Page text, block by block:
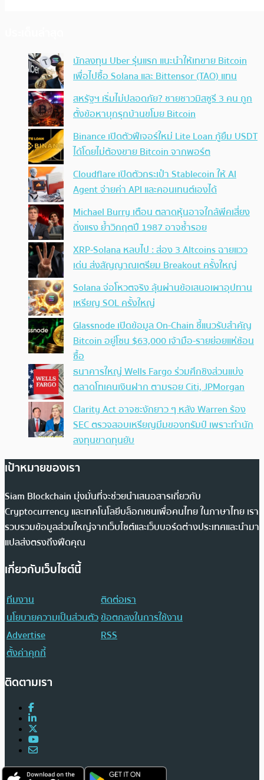
นักลงทุน Uber รุ่นแรก แนะนำให้เทขาย Bitcoin
เพื่อไปซื้อ Solana และ Bittensor (TAO) แทน
สหรัฐฯ เริ่มไม่ปลอดภัย? ชายชาวมิสซูรี 3 คน ถูก
ตั้งข้อหาบุกรุกบ้านขโมย Bitcoin
Binance เปิดตัวฟีเจอร์ใหม่ Lite Loan กู้ยืม USDT
ได้โดยไม่ต้องขาย Bitcoin จากพอร์ต
Cloudflare เปิดตัวกระเป๋า Stablecoin ให้ AI
Agent จ่ายค่า API และคอนเทนต์เองได้
Michael Burry เตือน ตลาดหุ้นอาจใกล้พีคเสี่ยง
ดิ่งแรง ย้ำวิกฤตปี 1987 อาจซ้ำรอย
XRP-Solana หลบไป : ส่อง 3 Altcoins ฉายแวว
เด่น ส่งสัญญาณเตรียม Breakout ครั้งใหญ่
Solana จ่อโหวตจริง ลุ้นผ่านข้อเสนอเผาอุปทาน
เหรียญ SOL ครั้งใหญ่
Glassnode เปิดข้อมูล On-Chain ชี้แนวรับสำคัญ
Bitcoin อยู่โซน $63,000 เจ้ามือ-รายย่อยแห่ช้อน
ซื้อ
ธนาคารใหญ่ Wells Fargo ร่วมศึกชิงส่วนแบ่ง
ตลาดโทเคนเงินฝาก ตามรอย Citi, JPMorgan
Clarity Act อาจชะงักยาว ๆ หลัง Warren ร้อง
SEC ตรวจสอบเหรียญมีมของทรัมป์ เพราะทำนัก
ลงทุนขาดทุนยับ
เป้าหมายของเรา
Siam Blockchain มุ่งมั่นที่จะช่วยนำเสนอสารเกี่ยวกับ
Cryptocurrency และเทคโนโลยีบล็อกเชนเพื่อคนไทย ในภาษาไทย เรา
รวบรวมข้อมูลส่วนใหญ่จากเว็บไซต์และเว็บบอร์ดต่างประเทศและนำมา
แปลส่งตรงถึงฟีดคุณ
เกี่ยวกับเว็บไซต์นี้
ทีมงาน
ติดต่อเรา
นโยบายความเป็นส่วนตัวข้อตกลงในการใช้งาน
Advertise
RSS
ตั้งค่าคุกกี้
ติดตามเรา